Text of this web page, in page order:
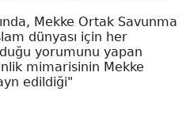
Mekke Ortak Savunma
dünyası için her
yorumunu yapan
mimarisinin Mekke
edildiği"